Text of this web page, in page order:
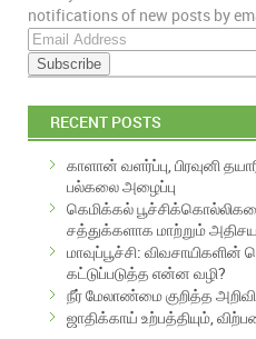
notifications of new posts by
E
m
a
i
A
RECENT POSTS
காளான் வளர்ப்பு, பிரவுனி
பல்கலை அழைப்பு
கெமிக்கல்
சத்துக்களாக மாற்றும் அதிசய
மாவுப்பூச்சி:
கட்டுப்படுத்த என்ன வழி?
நீர் மேலாண்மை குறித்த
ஜாதிக்காய் உற்பத்தியும்,